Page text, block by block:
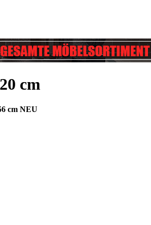
cm
cm NEU